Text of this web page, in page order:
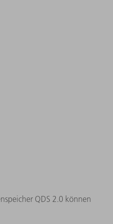
QDS 2.0 können